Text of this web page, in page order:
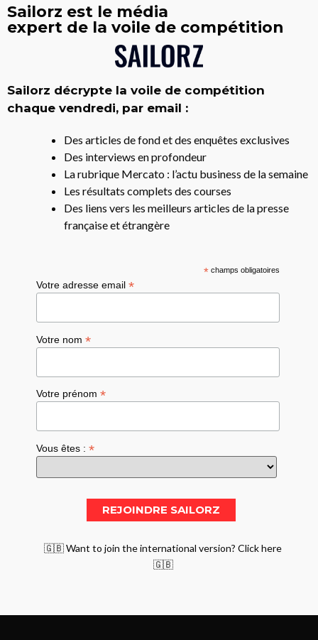
Sailorz est le média
expert de la voile de compétition
Sailorz décrypte la voile de compétition
chaque vendredi, par email :
Des articles de fond et des enquêtes exclusives
Des interviews en profondeur
La rubrique Mercato : l’actu business de la semaine
Les résultats complets des courses
Des liens vers les meilleurs articles de la presse
française et étrangère
*champs obligatoires
Votre adresse email*
Votre nom*
Votre prénom*
Vous êtes :*
🇬🇧 Want to join the international version? Click here
🇬🇧